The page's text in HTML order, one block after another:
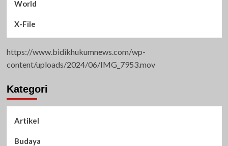
World
X-File
https://www.bidikhukumnews.com/wp-
content/uploads/2024/06/IMG_7953.mov
Kategori
Artikel
Budaya